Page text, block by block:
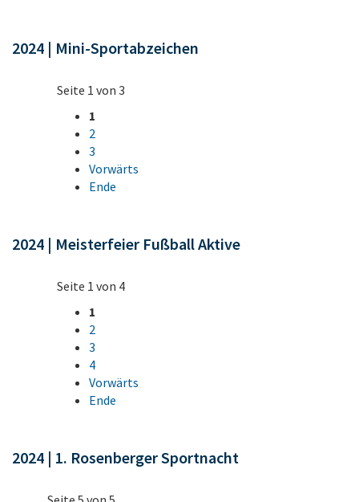
2024 | Mini-Sportabzeichen
Seite 1 von 3
1
2
3
Vorwärts
Ende
2024 | Meisterfeier Fußball Aktive
Seite 1 von 4
1
2
3
4
Vorwärts
Ende
2024 | 1. Rosenberger Sportnacht